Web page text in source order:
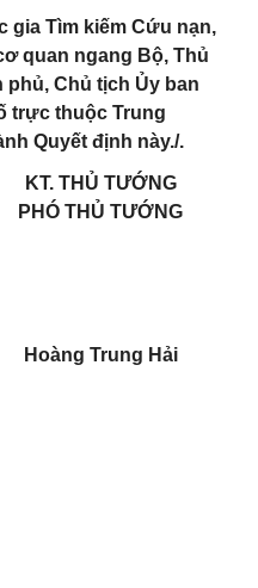
gia Tìm kiếm Cứu nạn,
quan ngang Bộ, Thủ
Chủ tịch Ủy ban
trực thuộc Trung
Quyết định này./.
KT. THỦ TƯỚNG
PHÓ THỦ TƯỚNG
Hoàng Trung Hải